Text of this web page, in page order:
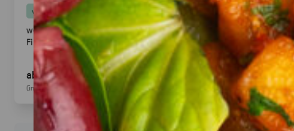
vegan
weicher Hefeteig · ideal zum füllen, dippen & teilen.
Fingerfood· für Mezze & Buffets
ab 17,00 € für 20Stück
(inkl. MwSt.)